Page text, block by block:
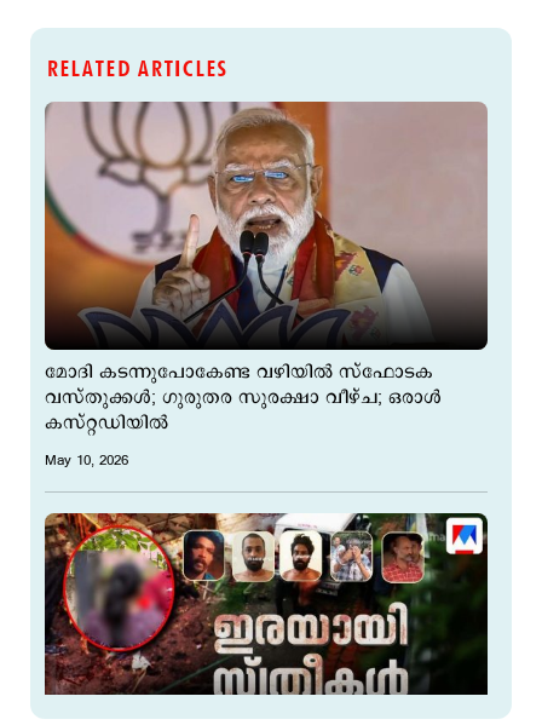
RELATED ARTICLES
മോദി കടന്നുപോകേണ്ട വഴിയില്‍ സ്ഫോടക
വസ്തുക്കള്‍; ഗുരുതര സുരക്ഷാ വീഴ്ച; ഒരാൾ
കസ്റ്റഡിയിൽ
May 10, 2026